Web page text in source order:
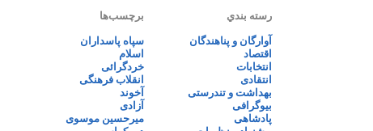
رسته بندي
آوارگان و پناهندگان
اقتصاد
انتخابات
انتقادی
بهداشت و تندرستی
بیوگرافی
پادشاهی
برچسب‌ها
سپاه پاسداران
اسلام
خردگرائی
انقلاب فرهنگی
آخوند
آزادی
میرحسین موسوی